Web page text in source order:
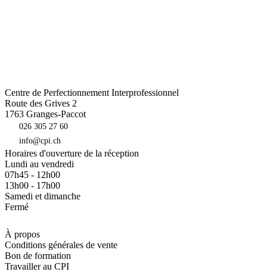
Centre de Perfectionnement Interprofessionnel
Route des Grives 2
1763 Granges-Paccot
026 305 27 60
info@cpi.ch
Horaires d'ouverture de la réception
Lundi au vendredi
07h45 - 12h00
13h00 - 17h00
Samedi et dimanche
Fermé
À propos
Conditions générales de vente
Bon de formation
Travailler au CPI